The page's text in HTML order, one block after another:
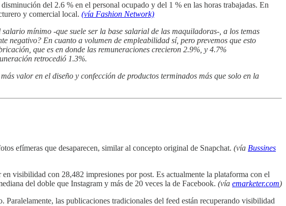
del 2.6 % en el personal ocupado y del 1 % en las horas trabajadas. En
y comercial local. (vía Fashion Network)
mínimo -que suele ser la base salarial de las maquiladoras-, a los temas
negativo? En cuanto a volumen de empleabilidad sí, pero prevemos que esto
que es en donde las remuneraciones crecieron 2.9%, y 4.7%
retrocedió 1.3%.
valor en el diseño y confección de productos terminados más que solo en la
efímeras que desaparecen, similar al concepto original de Snapchat. (vía Bussines
visibilidad con 28,482 impresiones por post. Es actualmente la plataforma con el
del doble que Instagram y más de 20 veces la de Facebook. (vía emarketer.com)
las publicaciones tradicionales del feed están recuperando visibilidad